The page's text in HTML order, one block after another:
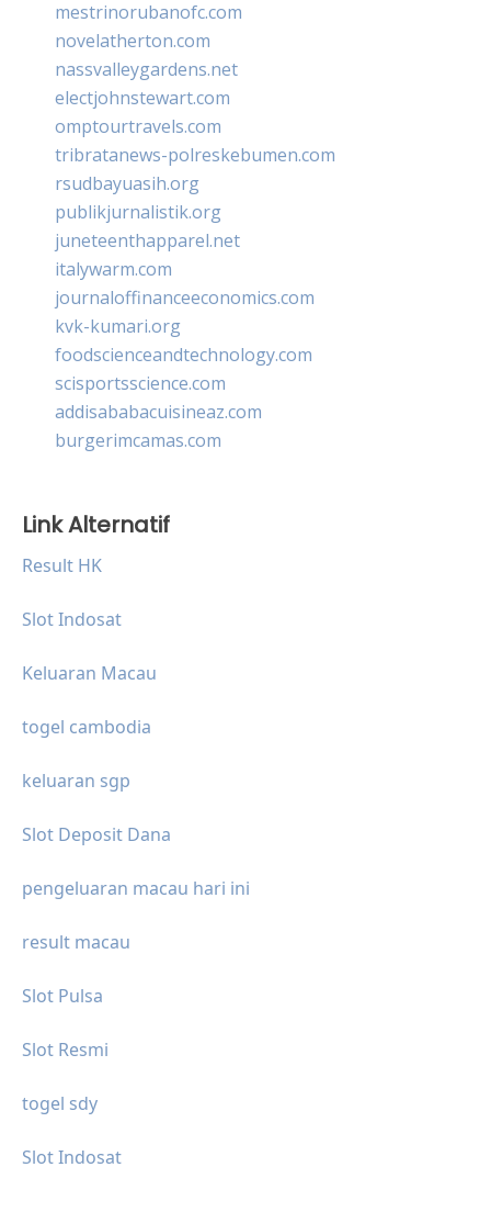
mestrinorubanofc.com
novelatherton.com
nassvalleygardens.net
electjohnstewart.com
omptourtravels.com
tribratanews-polreskebumen.com
rsudbayuasih.org
publikjurnalistik.org
juneteenthapparel.net
italywarm.com
journaloffinanceeconomics.com
kvk-kumari.org
foodscienceandtechnology.com
scisportsscience.com
addisababacuisineaz.com
burgerimcamas.com
Link Alternatif
Result HK
Slot Indosat
Keluaran Macau
togel cambodia
keluaran sgp
Slot Deposit Dana
pengeluaran macau hari ini
result macau
Slot Pulsa
Slot Resmi
togel sdy
Slot Indosat